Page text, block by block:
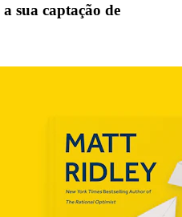
a sua captação de